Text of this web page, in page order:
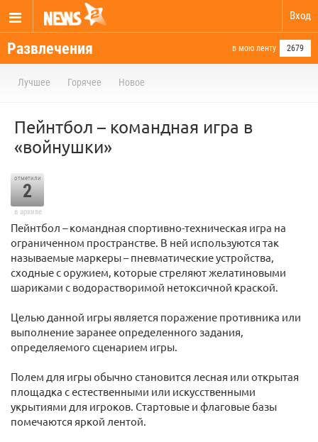
Вход
Развлечения в мою ленту 2679
Лучшее Горячее Новое
Пейнтбол – командная игра в
«войнушки»
отметили
2
в архиве
Пейнтбол – командная спортивно-техническая игра на
ограниченном пространстве. В ней используются так
называемые маркеры – пневматические устройства,
сходные с оружием, которые стреляют желатиновыми
шариками с водорастворимой нетоксичной краской.
Целью данной игры является поражение противника или
выполнение заранее определенного задания,
определяемого сценарием игры.
Полем для игры обычно становится лесная или открытая
площадка с естественными или искусственными
укрытиями для игроков. Стартовые и флаговые базы
помечаются яркой лентой.